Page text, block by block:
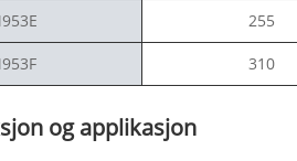
255
310
og applikasjon